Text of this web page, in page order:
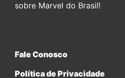
sobre Marvel do Brasil!
Fale Conosco
Política de Privacidade